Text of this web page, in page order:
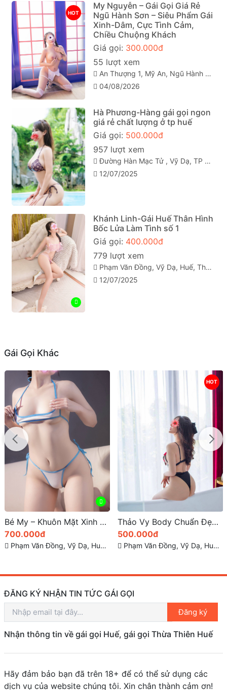
HOT
My Nguyễn – Gái Gọi Giá Rẻ
Ngũ Hành Sơn – Siêu Phẩm Gái
Xinh-Dâm, Cực Tình Cảm,
Chiều Chuộng Khách
Giá gọi: 300.000đ
55 lượt xem
An Thượng 1, Mỹ An, Ngũ Hành Sơn, Đà Nẵng
04/08/2026
Hà Phương-Hàng gái gọi ngon
giá rẻ chất lượng ở tp huế
Giá gọi: 500.000đ
957 lượt xem
Đường Hàn Mạc Tử , Vỹ Dạ, TP Huế
12/07/2025
Khánh Linh-Gái Huế Thân Hình
Bốc Lửa Làm Tình số 1
Giá gọi: 400.000đ
779 lượt xem
Phạm Văn Đồng, Vỹ Dạ, Huế, Thừa Thiên Huế
12/07/2025
Gái Gọi Khác
Bé My – Khuôn Mặt Xinh Đẹp- Body Gợi Tình
700.000đ
Phạm Văn Đồng, Vỹ Dạ, Huế, Thừa Thiên Huế
HOT
Thảo Vy Body Chuẩn Đẹp Xinh Duyên Đáng Yêu
500.000đ
Phạm Văn Đồng, Vỹ Dạ, Huế, Thừa Thiên Huế
ĐĂNG KÝ NHẬN TIN TỨC GÁI GỌI
Đăng ký
Nhận thông tin về gái gọi Huế, gái gọi Thừa Thiên Huế
Hãy đảm bảo bạn đã trên 18+ để có thể sử dụng các
dịch vụ của website chúng tôi. Xin chân thành cảm ơn!